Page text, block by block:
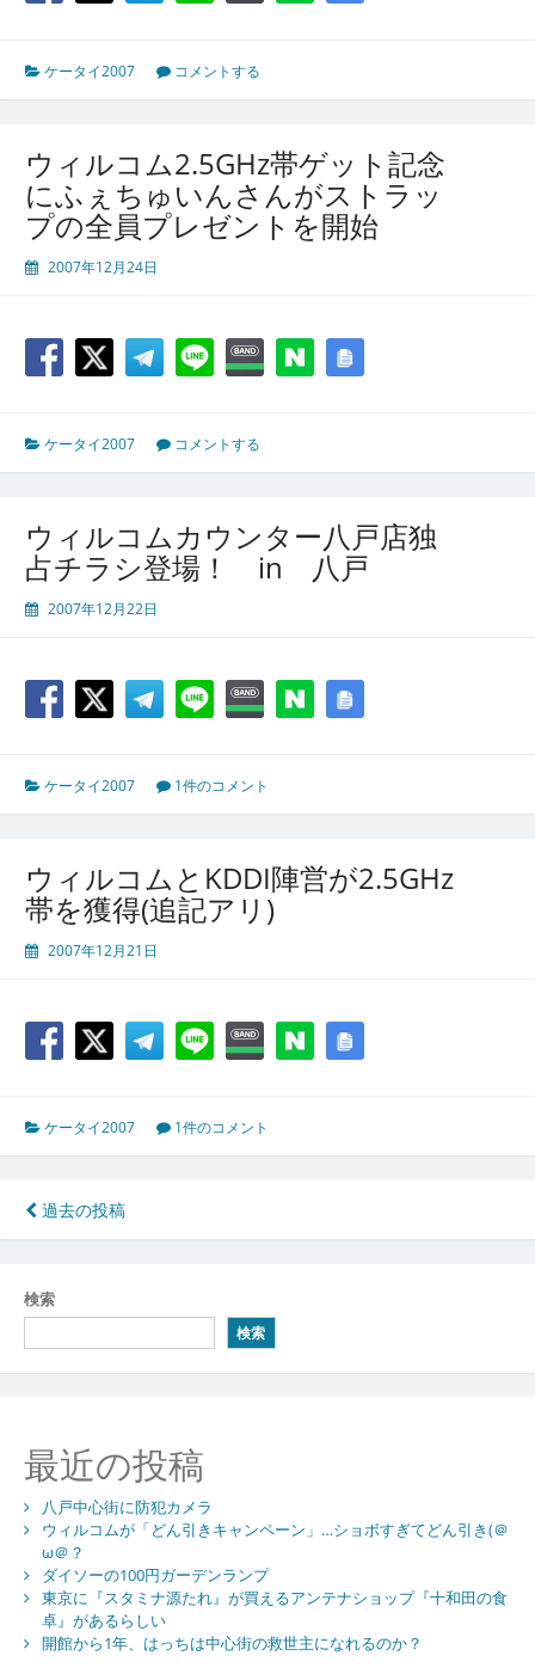
ケータイ2007 コメントする
ウィルコム2.5GHz帯ゲット記念
にふぇちゅいんさんがストラッ
プの全員プレゼントを開始
2007年12月24日
ケータイ2007 コメントする
ウィルコムカウンター八戸店独
占チラシ登場！ in 八戸
2007年12月22日
ケータイ2007 1件のコメント
ウィルコムとKDDI陣営が2.5GHz
帯を獲得(追記アリ)
2007年12月21日
ケータイ2007 1件のコメント
投
稿
ナ
ビ
ゲ
シ
ョ
ン
過去の投稿
検索
検索
最近の投稿
八戸中心街に防犯カメラ
ウィルコムが「どん引きキャンペーン」…ショボすぎてどん引き(＠
ω＠？
ダイソーの100円ガーデンランプ
東京に『スタミナ源たれ』が買えるアンテナショップ『十和田の食
卓』があるらしい
開館から1年、はっちは中心街の救世主になれるのか？